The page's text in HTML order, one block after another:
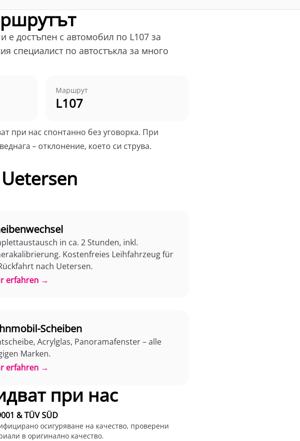
достъпен с автомобил по L107 за
специалист по автостъкла за много
Маршрут
L107
при нас спонтанно без уговорка. При
– отклонение, което си струва.
in ca. 2 Stunden, inkl.
Kostenfreies Leihfahrzeug für
nach Uetersen.
erfahren →
Scheiben
Acrylglas, Panoramafenster – alle
Marken.
erfahren →
при нас
& TÜV SÜD
осигуряване на качество, проверени
в оригинално качество.